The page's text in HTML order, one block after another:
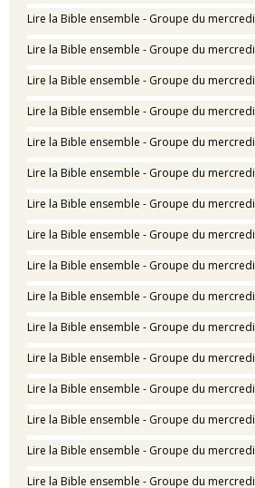
Lire la Bible ensemble - Groupe du mercredi
Lire la Bible ensemble - Groupe du mercredi
Lire la Bible ensemble - Groupe du mercredi
Lire la Bible ensemble - Groupe du mercredi
Lire la Bible ensemble - Groupe du mercredi
Lire la Bible ensemble - Groupe du mercredi
Lire la Bible ensemble - Groupe du mercredi
Lire la Bible ensemble - Groupe du mercredi
Lire la Bible ensemble - Groupe du mercredi
Lire la Bible ensemble - Groupe du mercredi
Lire la Bible ensemble - Groupe du mercredi
Lire la Bible ensemble - Groupe du mercredi
Lire la Bible ensemble - Groupe du mercredi
Lire la Bible ensemble - Groupe du mercredi
Lire la Bible ensemble - Groupe du mercredi
Lire la Bible ensemble - Groupe du mercredi